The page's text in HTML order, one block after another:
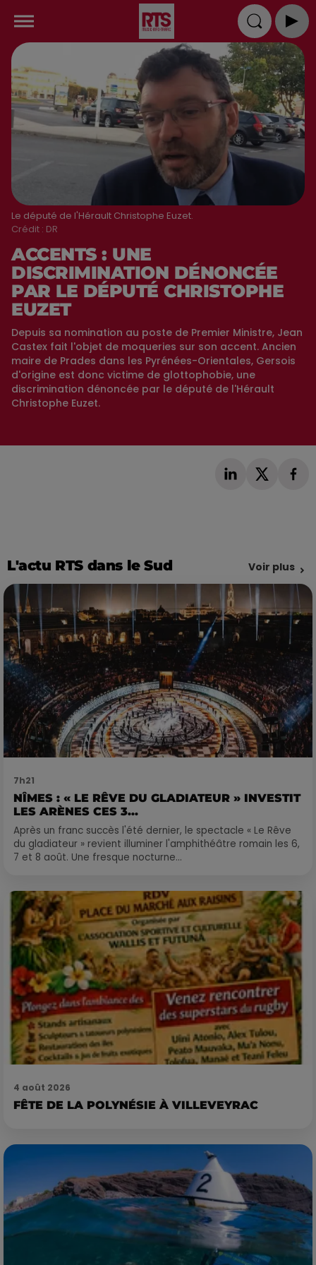
Le député de l'Hérault Christophe Euzet.
Crédit : DR
ACCENTS : UNE
DISCRIMINATION DÉNONCÉE
PAR LE DÉPUTÉ CHRISTOPHE
EUZET
Depuis sa nomination au poste de Premier Ministre, Jean
Castex fait l'objet de moqueries sur son accent. Ancien
maire de Prades dans les Pyrénées-Orientales, Gersois
d'origine est donc victime de glottophobie, une
discrimination dénoncée par le député de l'Hérault
Christophe Euzet.
L'actu RTS dans le Sud Voir plus
7h21
NÎMES : « LE RÊVE DU GLADIATEUR » INVESTIT
LES ARÈNES CES 3...
Après un franc succès l'été dernier, le spectacle « Le Rêve
du gladiateur » revient illuminer l'amphithéâtre romain les 6,
7 et 8 août. Une fresque nocturne...
4 août 2026
FÊTE DE LA POLYNÉSIE À VILLEVEYRAC